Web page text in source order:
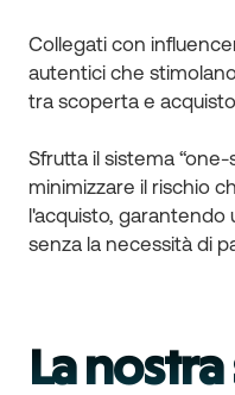
Collegati con
autentici che
tra scoperta e
Sfrutta il sistema
minimizzare il rischio
l'acquisto,
senza la necessità di
La